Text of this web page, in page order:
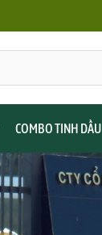
COMBO TINH DẦU